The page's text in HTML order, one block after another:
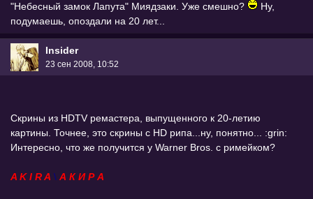
"Небесный замок Лапута" Миядзаки. Уже смешно?
Ну,
подумаешь, опоздали на 20 лет...
Insider
23 сен 2008, 10:52
Скрины из HDTV ремастера, выпущенного к 20-летию
картины. Точнее, это скрины с HD рипа...ну, понятно... :grin:
Интересно, что же получится у Warner Bros. с римейком?
A K I R A \ А К И Р А